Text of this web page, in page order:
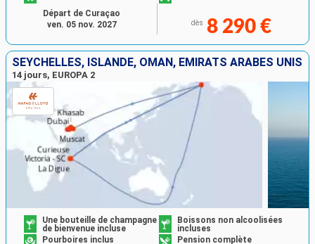
dès 8 290 €
Départ de Curaçao
ven. 05 nov. 2027
SEYCHELLES, ISLANDE, OMAN, EMIRATS ARABES UNIS
14 jours, EUROPA 2
Une bouteille de champagne
de bienvenue incluse
Boissons non alcoolisées
incluses
Pourboires inclus
Pension complète